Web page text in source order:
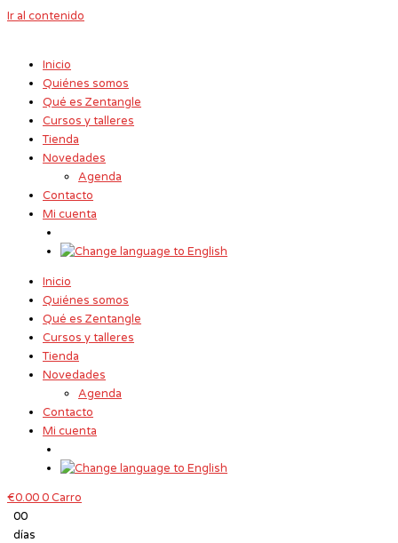
Ir al contenido
Inicio
Quiénes somos
Qué es Zentangle
Cursos y talleres
Tienda
Novedades
Agenda
Contacto
Mi cuenta
Inicio
Quiénes somos
Qué es Zentangle
Cursos y talleres
Tienda
Novedades
Agenda
Contacto
Mi cuenta
€0.000Carro
00
días